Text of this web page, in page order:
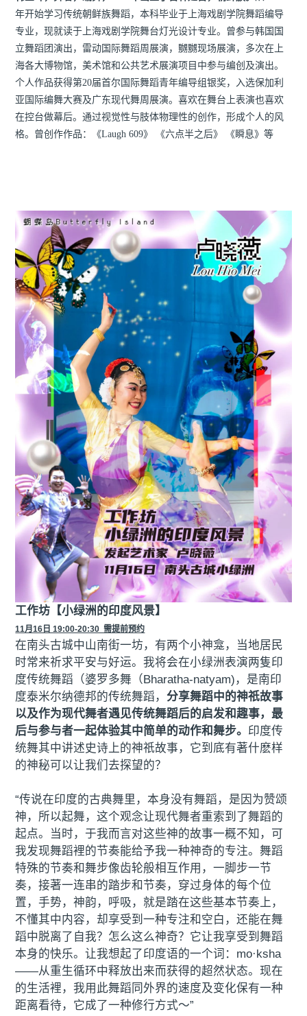
年开始学习传统朝鲜族舞蹈，本科毕业于上海戏剧学院舞蹈编导
专业，现就读于上海戏剧学院舞台灯光设计专业。曾参与韩国国
立舞蹈团演出，雷动国际舞蹈周展演，嬲嬲现场展演，多次在上
海各大博物馆，美术馆和公共艺术展演项目中参与编创及演出。
个人作品获得第20届首尔国际舞蹈青年编导组银奖，入选保加利
亚国际编舞大赛及广东现代舞周展演。喜欢在舞台上表演也喜欢
在控台做幕后。通过视觉性与肢体物理性的创作，形成个人的风
格。曾创作作品：《Laugh 609》 《六点半之后》 《瞬息》等
工作坊【小绿洲的印度风景】
11月16日 19:00-20:30 需提前预约
在南头古城中山南街一坊，有两个小神龛，当地居民
时常来祈求平安与好运。我将会在小绿洲表演两隻印
度传统舞蹈（婆罗多舞（Bharatha-natyam)，是南印
度泰米尔纳德邦的传统舞蹈，分享舞蹈中的神祇故事
以及作为现代舞者遇见传统舞蹈后的启发和趣事，最
后与参与者一起体验其中简单的动作和舞步。 印度传
统舞其中讲述史诗上的神祇故事，它到底有著什麽样
的神秘可以让我们去探望的？
“传说在印度的古典舞里，本身没有舞蹈，是因为赞颂
神，所以起舞，这个观念让现代舞者重索到了舞蹈的
起点。当时，于我而言对这些神的故事一概不知，可
我发现舞蹈裡的节奏能给予我一种神奇的专注。舞蹈
特殊的节奏和舞步像齿轮般相互作用，一脚步一节
奏，接著一连串的踏步和节奏，穿过身体的每个位
置，手势，神韵，呼吸，就是踏在这些基本节奏上，
不懂其中内容，却享受到一种专注和空白，还能在舞
蹈中脱离了自我？怎么这么神奇？它让我享受到舞蹈
本身的快乐。让我想起了印度语的一个词：mo·ksha
——从重生循环中释放出来而获得的超然状态。现在
的生活裡，我用此舞蹈同外界的速度及变化保有一种
距离看待，它成了一种修行方式～”